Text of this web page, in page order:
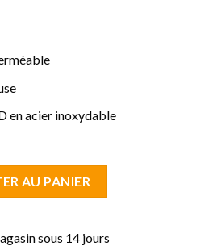
en acier inoxydable
AU PANIER
sous 14 jours